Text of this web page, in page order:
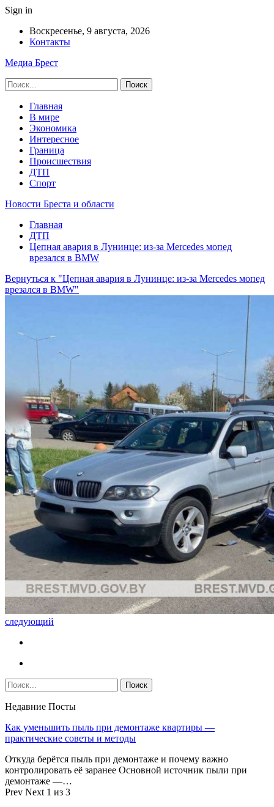
Sign in
Воскресенье, 9 августа, 2026
Контакты
Медиа Брест
Главная
В мире
Экономика
Интересное
Граница
Происшествия
ДТП
Спорт
Новости Бреста и области
Главная
ДТП
Цепная авария в Лунинце: из-за Mercedes мопед
врезался в BMW
Вернуться к "Цепная авария в Лунинце: из-за Mercedes мопед
врезался в BMW"
следующий
Недавние Посты
Как уменьшить пыль при демонтаже квартиры —
практические советы и методы
Откуда берётся пыль при демонтаже и почему важно
контролировать её заранее Основной источник пыли при
демонтаже —…
Prev Next 1 из 3